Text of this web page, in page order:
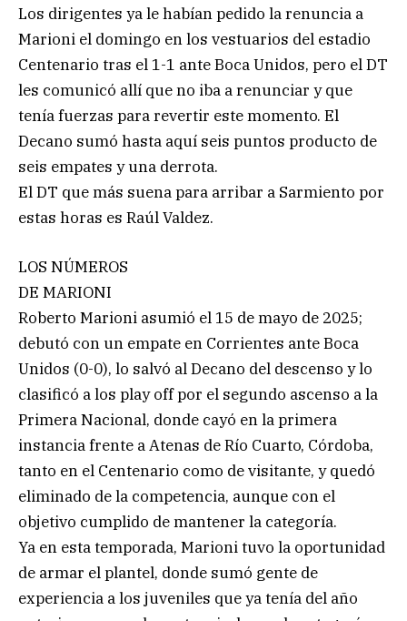
Los dirigentes ya le habían pedido la renuncia a
Marioni el domingo en los vestuarios del estadio
Centenario tras el 1-1 ante Boca Unidos, pero el DT
les comunicó allí que no iba a renunciar y que
tenía fuerzas para revertir este momento. El
Decano sumó hasta aquí seis puntos producto de
seis empates y una derrota.
El DT que más suena para arribar a Sarmiento por
estas horas es Raúl Valdez.
LOS NÚMEROS
DE MARIONI
Roberto Marioni asumió el 15 de mayo de 2025;
debutó con un empate en Corrientes ante Boca
Unidos (0-0), lo salvó al Decano del descenso y lo
clasificó a los play off por el segundo ascenso a la
Primera Nacional, donde cayó en la primera
instancia frente a Atenas de Río Cuarto, Córdoba,
tanto en el Centenario como de visitante, y quedó
eliminado de la competencia, aunque con el
objetivo cumplido de mantener la categoría.
Ya en esta temporada, Marioni tuvo la oportunidad
de armar el plantel, donde sumó gente de
experiencia a los juveniles que ya tenía del año